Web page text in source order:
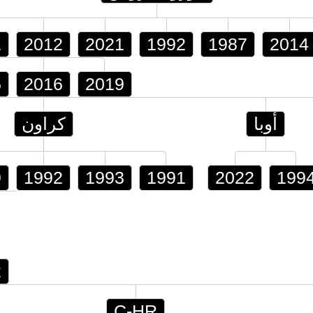
2012 2021 1992 1987 2014
2016 2019
كراون
1992 1993 1991
أوبا
2022